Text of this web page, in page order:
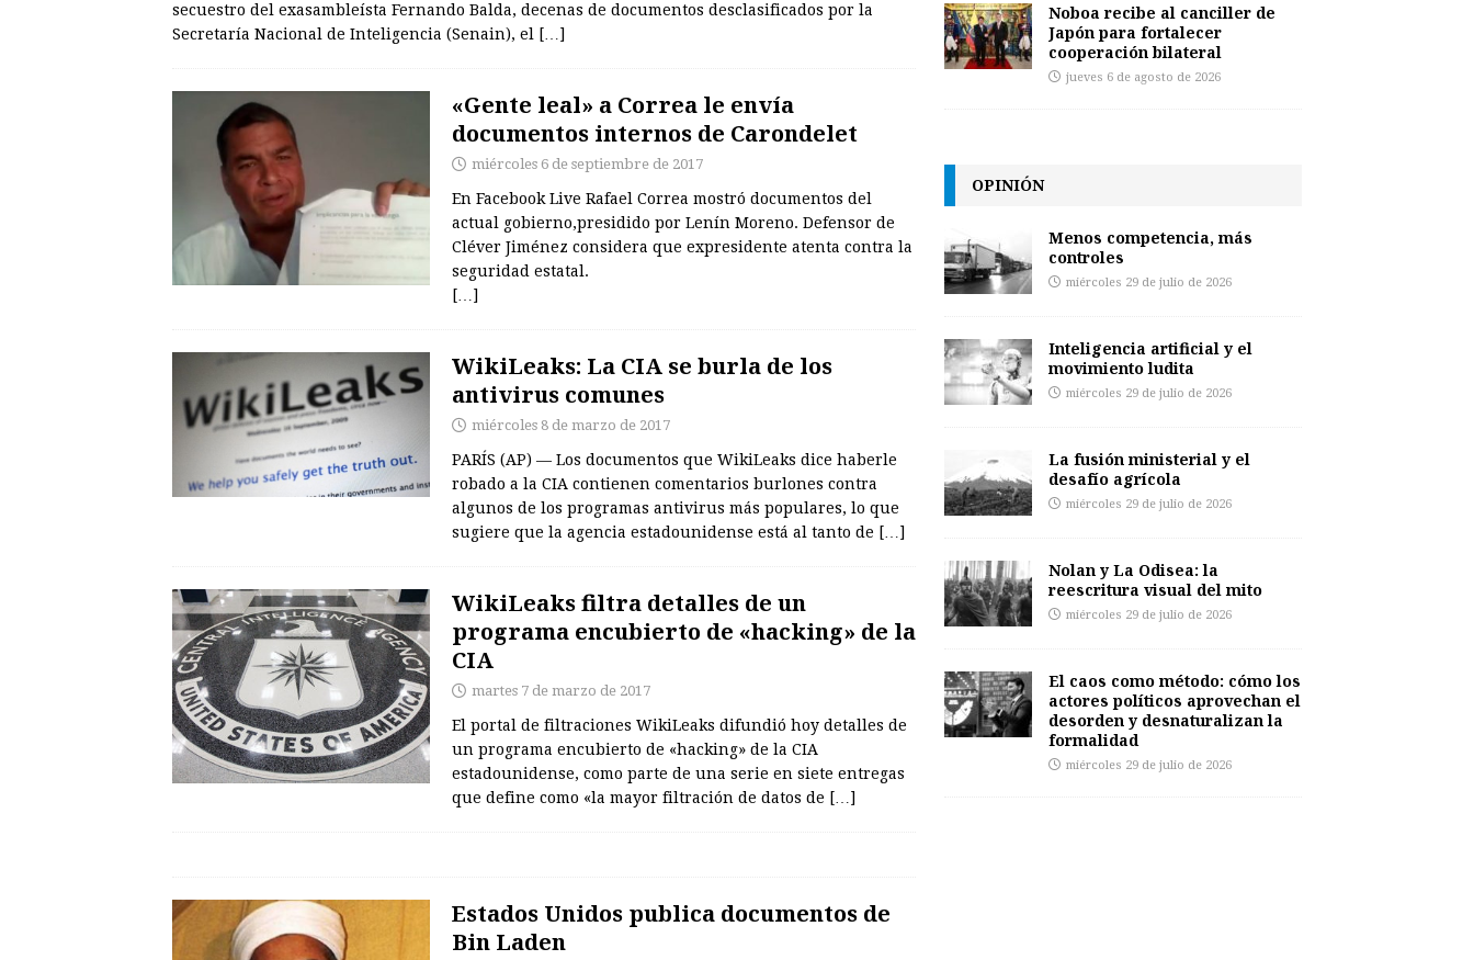
secuestro del exasambleísta Fernando Balda, decenas de documentos desclasificados por la
Secretaría Nacional de Inteligencia (Senain), el
[…]
«Gente leal» a Correa le envía
documentos internos de Carondelet
miércoles 6 de septiembre de 2017
En Facebook Live Rafael Correa mostró documentos del
actual gobierno,presidido por Lenín Moreno. Defensor de
Cléver Jiménez considera que expresidente atenta contra la
seguridad estatal.
[…]
WikiLeaks: La CIA se burla de los
antivirus comunes
miércoles 8 de marzo de 2017
PARÍS (AP) — Los documentos que WikiLeaks dice haberle
robado a la CIA contienen comentarios burlones contra
algunos de los programas antivirus más populares, lo que
sugiere que la agencia estadounidense está al tanto de […]
WikiLeaks filtra detalles de un
programa encubierto de «hacking» de la
CIA
martes 7 de marzo de 2017
El portal de filtraciones WikiLeaks difundió hoy detalles de
un programa encubierto de «hacking» de la CIA
estadounidense, como parte de una serie en siete entregas
que define como «la mayor filtración de datos de […]
Estados Unidos publica documentos de
Bin Laden
Noboa recibe al canciller de
Japón para fortalecer
cooperación bilateral
jueves 6 de agosto de 2026
OPINIÓN
Menos competencia, más
controles
miércoles 29 de julio de 2026
Inteligencia artificial y el
movimiento ludita
miércoles 29 de julio de 2026
La fusión ministerial y el
desafío agrícola
miércoles 29 de julio de 2026
Nolan y La Odisea: la
reescritura visual del mito
miércoles 29 de julio de 2026
El caos como método: cómo los
actores políticos aprovechan el
desorden y desnaturalizan la
formalidad
miércoles 29 de julio de 2026